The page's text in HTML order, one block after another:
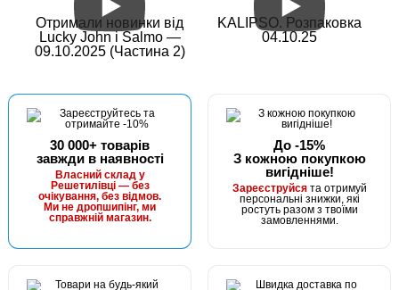
Отримали новинки від
Lucky John і Salmo —
09.10.2025 (Частина 2)
KALIPSO. Розпаковка
04.10.25
30 000+ товарів
завжди в наявності
Власний склад у
Решетилівці — без
очікування, без відмов.
Ми не дропшипінг, ми
справжній магазин.
До -15%
З кожною покупкою
вигідніше!
Зареєструйсята отримуй
персональні знижки, які
ростуть разом з твоїми
замовленнями.